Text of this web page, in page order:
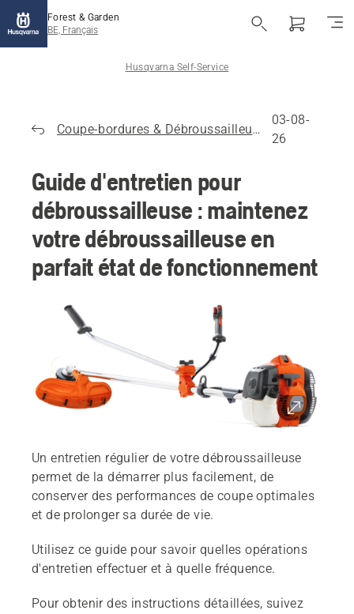
Forest & Garden
BE, Français
Husqvarna Self-Service
Coupe-bordures & Débroussailleuses
03-08-
26
Guide d'entretien pour
débroussailleuse : maintenez
votre débroussailleuse en
parfait état de fonctionnement
Un entretien régulier de votre débroussailleuse
permet de la démarrer plus facilement, de
conserver des performances de coupe optimales
et de prolonger sa durée de vie.
Utilisez ce guide pour savoir quelles opérations
d'entretien effectuer et à quelle fréquence.
Pour obtenir des instructions détaillées, suivez